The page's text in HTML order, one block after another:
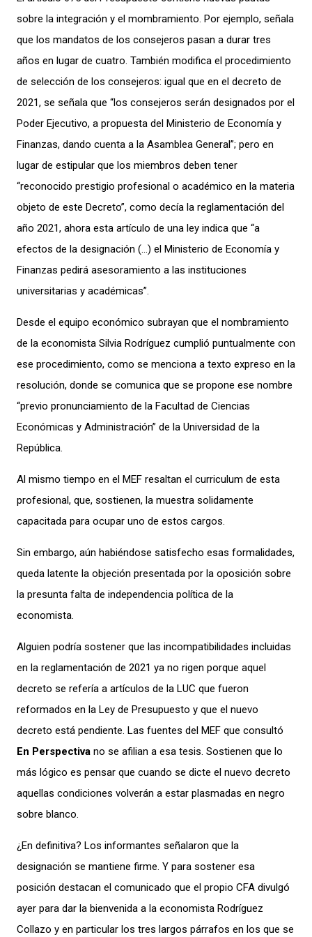
sobre la integración y el mombramiento. Por ejemplo, señala
que los mandatos de los consejeros pasan a durar tres
años en lugar de cuatro. También modifica el procedimiento
de selección de los consejeros: igual que en el decreto de
2021, se señala que “los consejeros serán designados por el
Poder Ejecutivo, a propuesta del Ministerio de Economía y
Finanzas, dando cuenta a la Asamblea General”; pero en
lugar de estipular que los miembros deben tener
“reconocido prestigio profesional o académico en la materia
objeto de este Decreto”, como decía la reglamentación del
año 2021, ahora esta artículo de una ley indica que “a
efectos de la designación (…) el Ministerio de Economía y
Finanzas pedirá asesoramiento a las instituciones
universitarias y académicas”.
Desde el equipo económico subrayan que el nombramiento
de la economista Silvia Rodríguez cumplió puntualmente con
ese procedimiento, como se menciona a texto expreso en la
resolución, donde se comunica que se propone ese nombre
“previo pronunciamiento de la Facultad de Ciencias
Económicas y Administración” de la Universidad de la
República.
Al mismo tiempo en el MEF resaltan el curriculum de esta
profesional, que, sostienen, la muestra solidamente
capacitada para ocupar uno de estos cargos.
Sin embargo, aún habiéndose satisfecho esas formalidades,
queda latente la objeción presentada por la oposición sobre
la presunta falta de independencia política de la
economista.
Alguien podría sostener que las incompatibilidades incluidas
en la reglamentación de 2021 ya no rigen porque aquel
decreto se refería a artículos de la LUC que fueron
reformados en la Ley de Presupuesto y que el nuevo
decreto está pendiente. Las fuentes del MEF que consultó
En Perspectiva no se afilian a esa tesis. Sostienen que lo
más lógico es pensar que cuando se dicte el nuevo decreto
aquellas condiciones volverán a estar plasmadas en negro
sobre blanco.
¿En definitiva? Los informantes señalaron que la
designación se mantiene firme. Y para sostener esa
posición destacan el comunicado que el propio CFA divulgó
ayer para dar la bienvenida a la economista Rodríguez
Collazo y en particular los tres largos párrafos en los que se